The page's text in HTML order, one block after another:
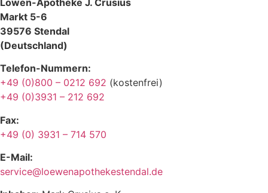
Markt 5-6
39576 Stendal
(Deutschland)
Telefon-Nummern:
+49 (0)800 – 0212 692 (kostenfrei)
+49 (0)3931 – 212 692
Fax:
+49 (0) 3931 – 714 570
E-Mail:
service@loewenapothekestendal.de